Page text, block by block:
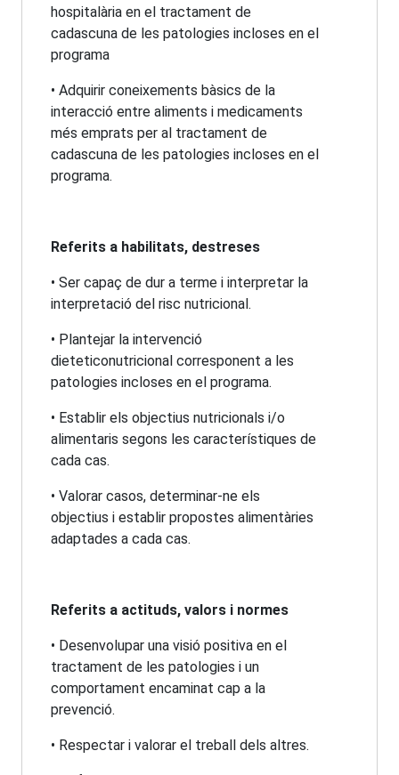
hospitalària en el tractament de
cadascuna de les patologies incloses en el
programa
• Adquirir coneixements bàsics de la
interacció entre aliments i medicaments
més emprats per al tractament de
cadascuna de les patologies incloses en el
programa.
Referits a habilitats, destreses
• Ser capaç de dur a terme i interpretar la
interpretació del risc nutricional.
• Plantejar la intervenció
dieteticonutricional corresponent a les
patologies incloses en el programa.
• Establir els objectius nutricionals i/o
alimentaris segons les característiques de
cada cas.
• Valorar casos, determinar-ne els
objectius i establir propostes alimentàries
adaptades a cada cas.
Referits a actituds, valors i normes
• Desenvolupar una visió positiva en el
tractament de les patologies i un
comportament encaminat cap a la
prevenció.
• Respectar i valorar el treball dels altres.